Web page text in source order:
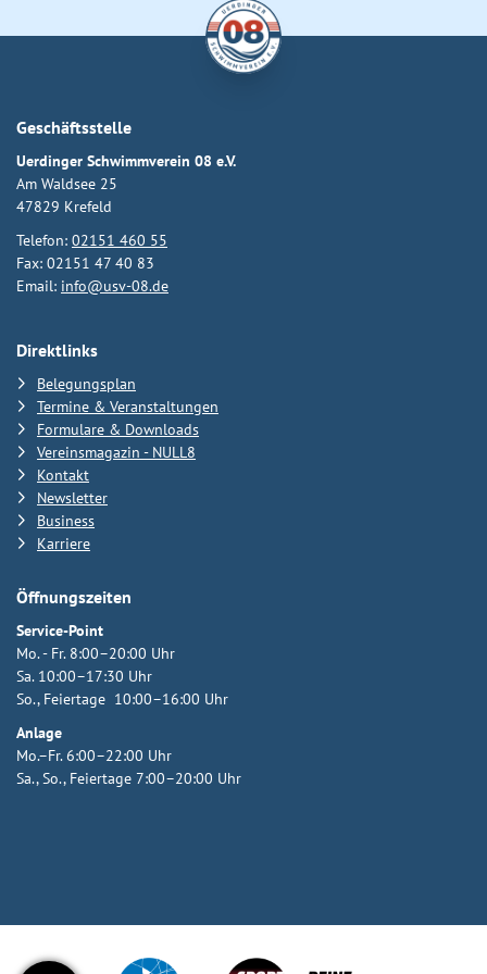
Geschäftsstelle
Uerdinger Schwimmverein 08 e.V.
Am Waldsee 25
47829 Krefeld
Telefon: 02151 460 55
Fax: 02151 47 40 83
Email: info@usv-08.de
Direktlinks
Belegungsplan
Termine & Veranstaltungen
Formulare & Downloads
Vereinsmagazin - NULL8
Kontakt
Newsletter
Business
Karriere
Öffnungszeiten
Service-Point
Mo. - Fr. 8:00–20:00 Uhr
Sa. 10:00–17:30 Uhr
So., Feiertage 10:00–16:00 Uhr
Anlage
Mo.–Fr. 6:00–22:00 Uhr
Sa., So., Feiertage 7:00–20:00 Uhr